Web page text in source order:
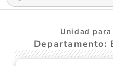
Unidad
Departamento: